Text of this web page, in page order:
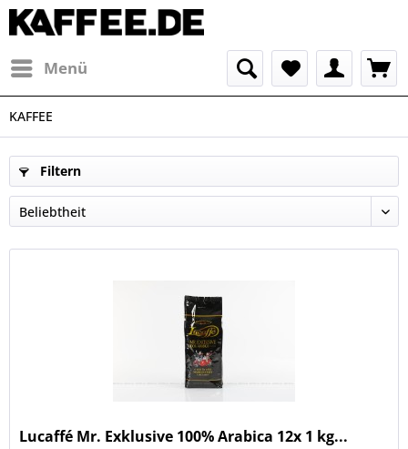
Menü
KAFFEE
Filtern
Lucaffé Mr. Exklusive 100% Arabica 12x 1 kg...